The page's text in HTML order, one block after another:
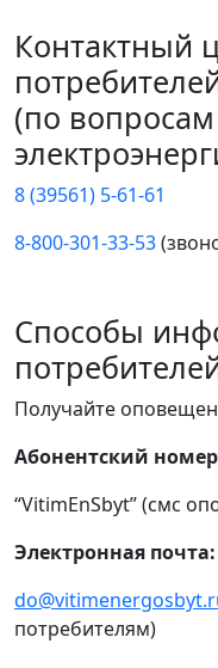
Контактный
(по
8 (39561) 5-61-61
8-800-301-33-53
Способы
Получайте
Абонентский
“VitimEnSbyt” (смс
Электронная почта:
потребителям)